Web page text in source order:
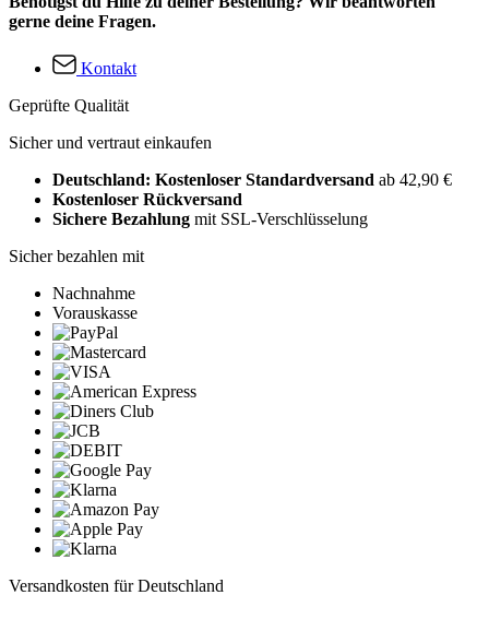
gerne deine Fragen.
Kontakt
Geprüfte Qualität
Sicher und vertraut einkaufen
Deutschland: Kostenloser Standardversand ab 42,90 €
Kostenloser Rückversand
Sichere Bezahlung mit SSL-Verschlüsselung
Sicher bezahlen mit
Nachnahme
Vorauskasse
Versandkosten für Deutschland